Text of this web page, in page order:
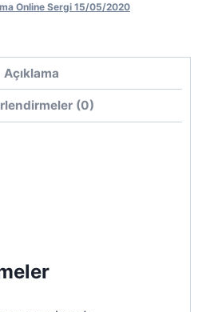
Online Sergi 15/05/2020
Açıklama
(0)